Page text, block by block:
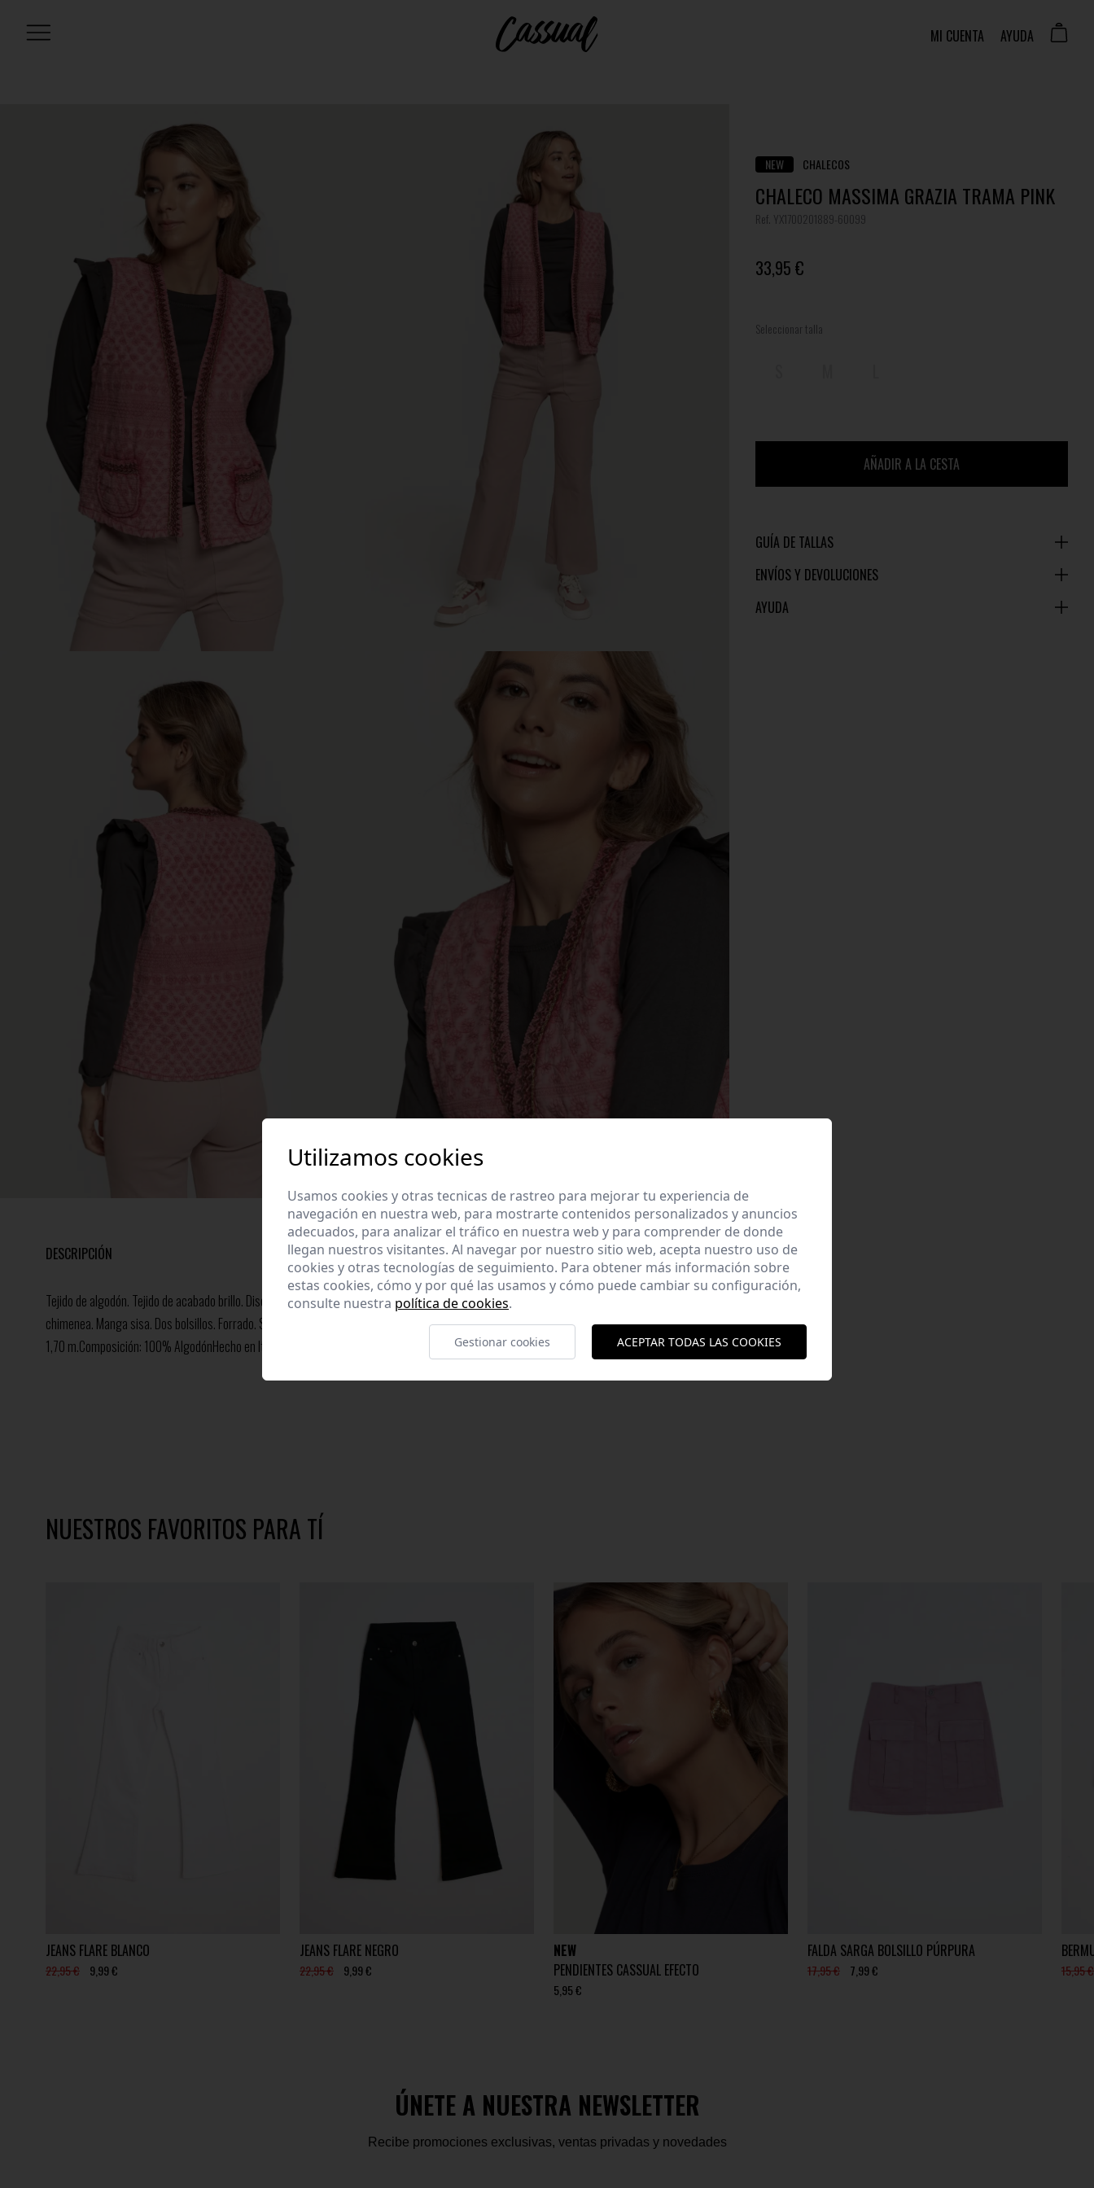
MI CUENTA AYUDA
NEW CHALECOS
CHALECO MASSIMA GRAZIA TRAMA PINK
Ref. YX1700201889-60099
33,95 €
Seleccionar talla
AÑADIR A LA CESTA
GUÍA DE TALLAS
ENVÍOS Y DEVOLUCIONES
AYUDA
DESCRIPCIÓN
Tejido de algodón. Tejido de acabado brillo. Diseño estampado. Diseño fluido. Cuello
chimenea. Manga sisa. Dos bolsillos. Forrado. Sin cierre. Talla modelo: S. Altura modelo:
1,70 m.Composición: 100% AlgodónHecho en Italia
NUESTROS FAVORITOS PARA TÍ
JEANS FLARE BLANCO
22,95 € 9,99 €
JEANS FLARE NEGRO
22,95 € 9,99 €
NEW
PENDIENTES CASSUAL EFECTO
5,95 €
FALDA SARGA BOLSILLO PÚRPURA
17,95 € 7,99 € 15,95 €
ÚNETE A NUESTRA NEWSLETTER
Recibe promociones exclusivas, ventas privadas y novedades
Utilizamos cookies
Usamos cookies y otras tecnicas de rastreo para mejorar tu experiencia de
navegación en nuestra web, para mostrarte contenidos personalizados y anuncios
adecuados, para analizar el tráfico en nuestra web y para comprender de donde
llegan nuestros visitantes. Al navegar por nuestro sitio web, acepta nuestro uso de
cookies y otras tecnologías de seguimiento. Para obtener más información sobre
estas cookies, cómo y por qué las usamos y cómo puede cambiar su configuración,
consulte nuestra política de cookies.
Gestionar cookies ACEPTAR TODAS LAS COOKIES